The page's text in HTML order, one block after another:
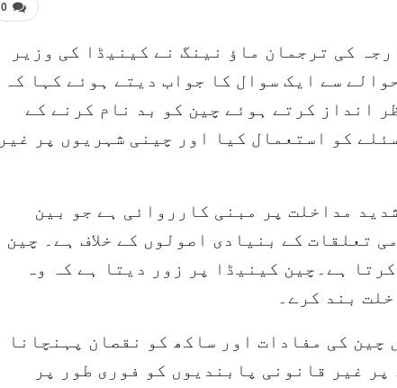
0
کی ترجمان ماؤ نینگ نے کینیڈا کی وزیر
سے ایک سوال کا جواب دیتے ہوئے کہا کہ
انداز کرتے ہوئے چین کو بد نام کرنے کے
کو استعمال کیا اور چینی شہریوں پر غیر
مداخلت پر مبنی کارروائی ہے جو بین
تعلقات کے بنیادی اصولوں کے خلاف ہے۔ چین
ہے۔چین کینیڈا پر زور دیتا ہے کہ وہ
بند کرے۔
چین کی مفادات اور ساکھ کو نقصان پہنچانا
غیر قانونی پابندیوں کو فوری طور پر